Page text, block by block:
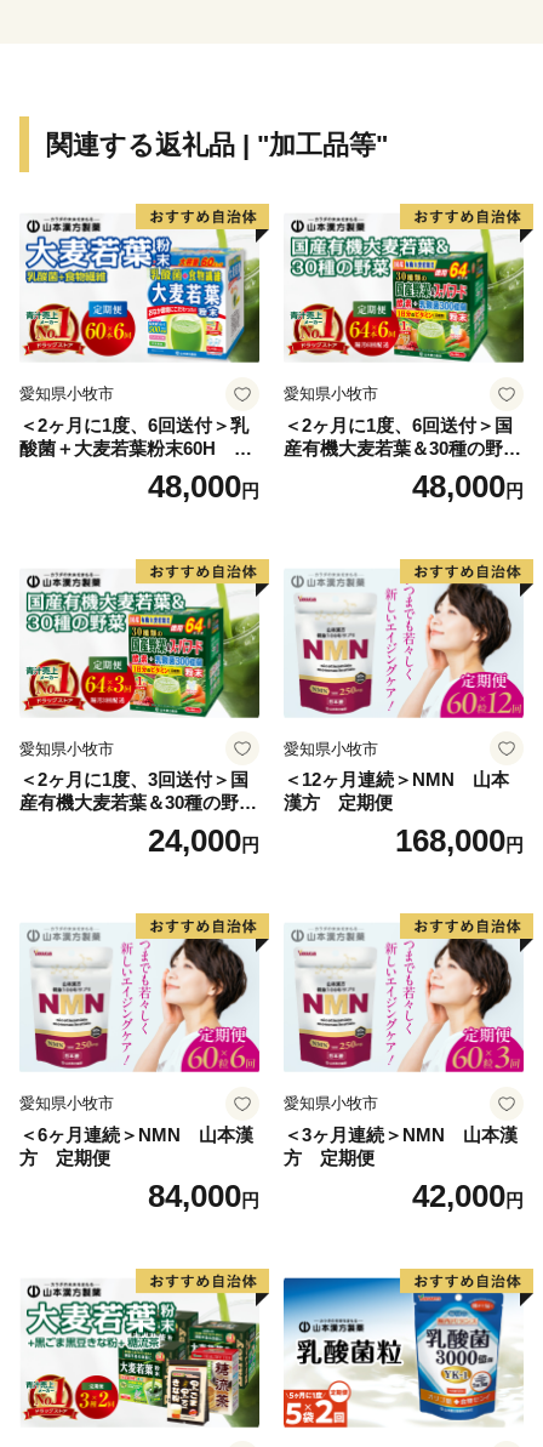
【平成27年】旧閑谷学校などを構成文化財に「近世日本
に認定されました。
【平成29年】備前焼（備前市）が、越前焼（福井県越前
町）、瀬戸焼（愛知県瀬戸市）、常滑焼（愛知県常滑
市）、信楽焼（滋賀県甲賀市）、丹波立杭焼（兵庫県篠
認定されました。
関連する返礼品 | "加工品等"
愛知県小牧市
＜2ヶ月に1度、6回送付＞乳
酸菌＋大麦若葉粉末60H 山
48,000円
愛知県小牧市
＜2ヶ月に1度、6回送付＞国
産有機大麦若葉＆30種の野
菜 山本漢方 定期便
48,000円
愛知県小牧市
＜2ヶ月に1度、3回送付＞国
産有機大麦若葉＆30種の野
菜 山本漢方 定期便
24,000円
愛知県小牧市
＜12ヶ月連続＞NMN 山本
漢方 定期便
168,000円
愛知県小牧市
＜6ヶ月連続＞NMN 山本漢
方 定期便
84,000円
愛知県小牧市
＜3ヶ月連続＞NMN 山本漢
方 定期便
42,000円